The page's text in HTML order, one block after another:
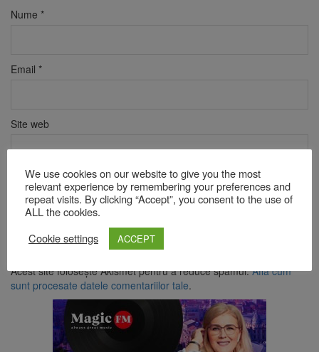
Nume *
Email *
Site web
Verificare anti-robot
Click pentru a începe verificarea
Acest site folosește Akismet pentru a reduce spamul.Află cum
sunt procesate datele comentariilor tale.
We use cookies on our website to give you the most
relevant experience by remembering your preferences and
repeat visits. By clicking “Accept”, you consent to the use of
ALL the cookies.
Cookie settings
ACCEPT